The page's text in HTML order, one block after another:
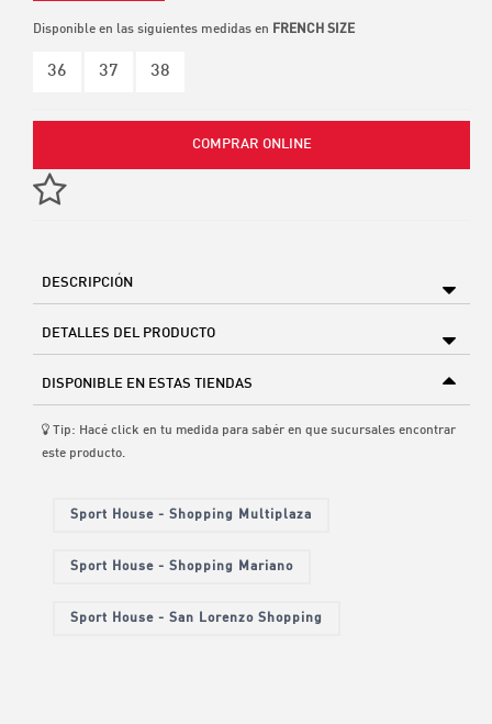
Disponible en las siguientes medidas en FRENCH SIZE
36 37 38
COMPRAR ONLINE
DESCRIPCIÓN
DETALLES DEL PRODUCTO
DISPONIBLE EN ESTAS TIENDAS
Tip: Hacé click en tu medida para sabér en que sucursales encontrar
este producto.
Sport House - Shopping Multiplaza
Sport House - Shopping Mariano
Sport House - San Lorenzo Shopping